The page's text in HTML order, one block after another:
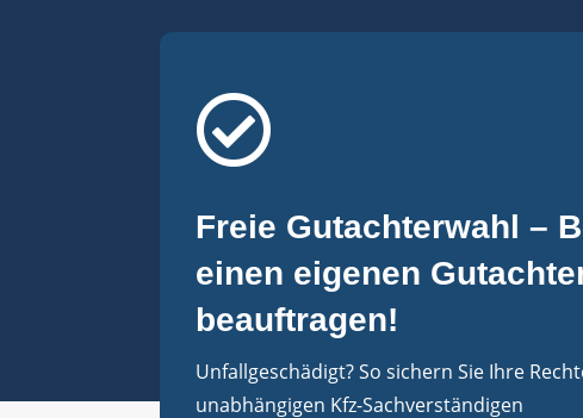

Freie Gutachterwahl –
einen eigenen
beauftragen!
Unfallgeschädigt? So sichern Sie Ihre
unabhängigen Kfz-Sachverständigen